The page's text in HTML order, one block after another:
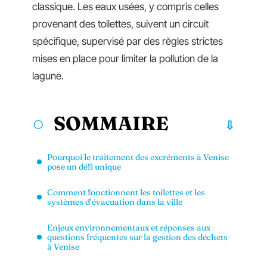
classique. Les eaux usées, y compris celles
provenant des toilettes, suivent un circuit
spécifique, supervisé par des règles strictes
mises en place pour limiter la pollution de la
lagune.
SOMMAIRE
Pourquoi le traitement des excréments à Venise
pose un défi unique
Comment fonctionnent les toilettes et les
systèmes d’évacuation dans la ville
Enjeux environnementaux et réponses aux
questions fréquentes sur la gestion des déchets
à Venise